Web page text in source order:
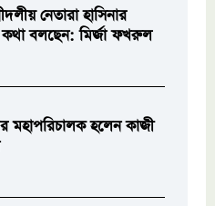
নেতারা হাসিনার
কথা বলছেন: মির্জা ফখরুল
মহাপরিচালক হলেন কাজী